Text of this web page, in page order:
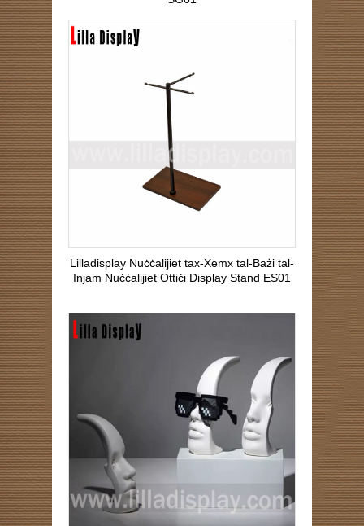
Lilladisplay Nuċċalijiet tax-Xemx tal-Bażi tal-
Injam Nuċċalijiet Ottiċi Display Stand ES01